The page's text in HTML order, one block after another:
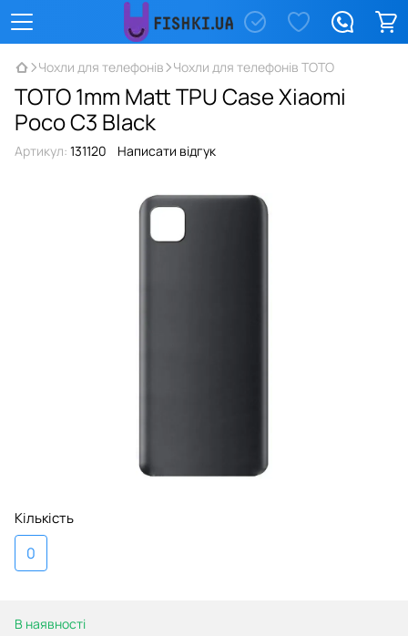
Чохли для телефонів Чохли для телефонів TOTO
TOTO 1mm Matt TPU Case Xiaomi
Poco C3 Black
Артикул: 131120 Написати відгук
Кількість
0
В наявності